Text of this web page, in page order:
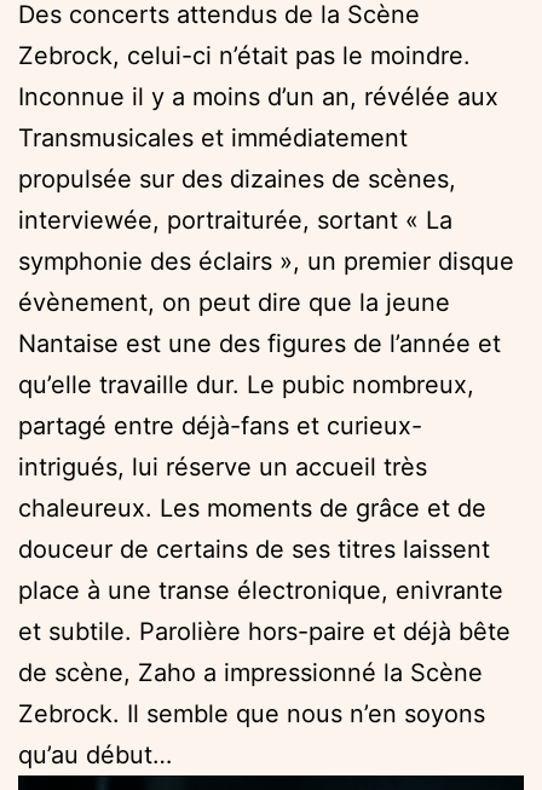
Des concerts attendus de la Scène
Zebrock, celui-ci n’était pas le moindre.
Inconnue il y a moins d’un an, révélée aux
Transmusicales et immédiatement
propulsée sur des dizaines de scènes,
interviewée, portraiturée, sortant « La
symphonie des éclairs », un premier disque
évènement, on peut dire que la jeune
Nantaise est une des figures de l’année et
qu’elle travaille dur. Le pubic nombreux,
partagé entre déjà-fans et curieux-
intrigués, lui réserve un accueil très
chaleureux. Les moments de grâce et de
douceur de certains de ses titres laissent
place à une transe électronique, enivrante
et subtile. Parolière hors-paire et déjà bête
de scène, Zaho a impressionné la Scène
Zebrock. Il semble que nous n’en soyons
qu’au début…